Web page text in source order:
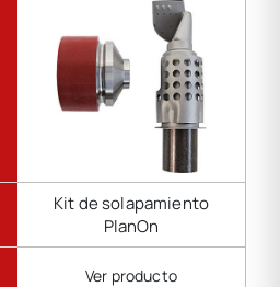
Kit de solapamiento
PlanOn
Ver producto